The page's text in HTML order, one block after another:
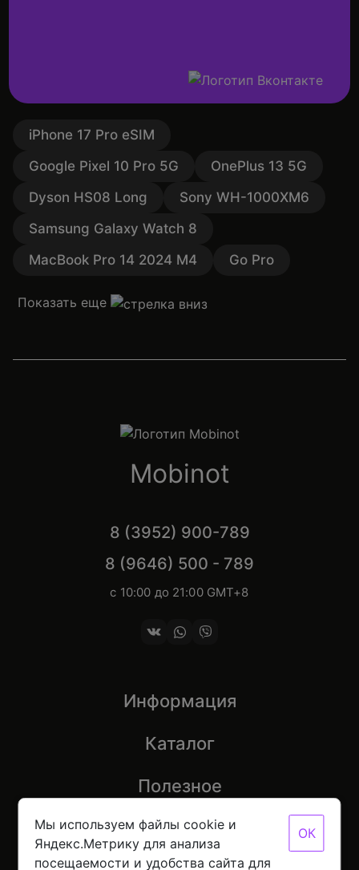
Мы используем файлы cookie и
Яндекс.Метрику для анализа
посещаемости и удобства сайта для
ОК
iPhone 17 Pro eSIM
Google Pixel 10 Pro 5G
OnePlus 13 5G
Dyson HS08 Long
Sony WH-1000XM6
Samsung Galaxy Watch 8
MacBook Pro 14 2024 M4
Go Pro
Показать еще
Mobinot
8 (3952) 900-789
8 (9646) 500 - 789
с 10:00 до 21:00 GMT+8
Информация
Каталог
Полезное